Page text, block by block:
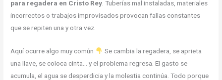
para regadera en Cristo Rey . Tuberías mal instaladas, materiales
incorrectos o trabajos improvisados provocan fallas constantes
que se repiten una y otra vez.
Aquí ocurre algo muy común
Se cambia la regadera, se aprieta
una llave, se coloca cinta… y el problema regresa. El gasto se
acumula, el agua se desperdicia y la molestia continúa. Todo porque